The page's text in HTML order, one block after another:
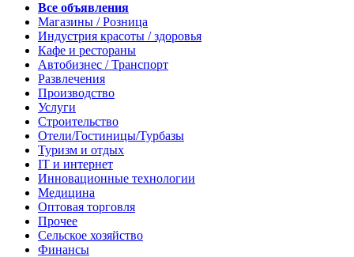
Все объявления
Магазины / Розница
Индустрия красоты / здоровья
Кафе и рестораны
Автобизнес / Транспорт
Развлечения
Производство
Услуги
Строительство
Отели/Гостиницы/Турбазы
Туризм и отдых
IT и интернет
Инновационные технологии
Медицина
Оптовая торговля
Прочее
Сельское хозяйство
Финансы